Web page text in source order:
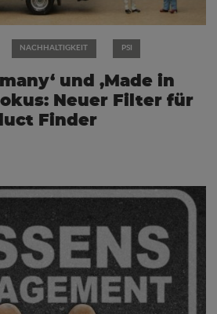
NACHHALTIGKEIT PSI
und ‚Made in
Neuer Filter für
Finder